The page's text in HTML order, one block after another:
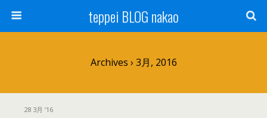
teppei BLOG nakao
Archives › 3月, 2016
28 3月 ’16